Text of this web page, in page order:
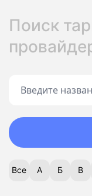
Поиск
Все А Б В